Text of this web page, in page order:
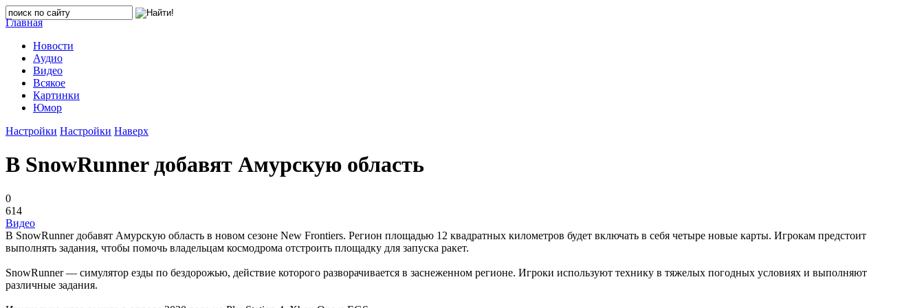
Главная
Новости
Аудио
Видео
Всякое
Картинки
Юмор
Настройки Настройки Наверх
В SnowRunner добавят Амурскую область
0
614
Видео
В SnowRunner добавят Амурскую область в новом сезоне New Frontiers. Регион площадью 12 квадратных километров будет включать в себя четыре новые карты. Игрокам предстоит
выполнять задания, чтобы помочь владельцам космодрома отстроить площадку для запуска ракет.
SnowRunner — симулятор езды по бездорожью, действие которого разворачивается в заснеженном регионе. Игроки используют технику в тяжелых погодных условиях и выполняют
различные задания.